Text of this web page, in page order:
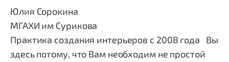
Юлия Сорокина
МГАХИ им Сурикова
Практика создания интерьеров с 2008 года
Вы
здесь потому, что Вам необходим не простой